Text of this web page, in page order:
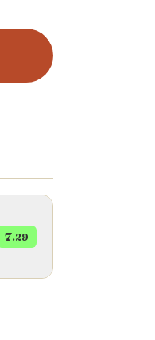
7.29